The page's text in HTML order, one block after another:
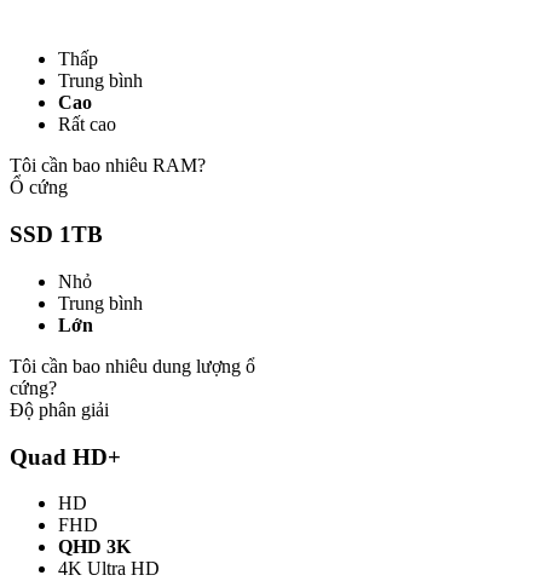
Thấp
Trung bình
Cao
Rất cao
Tôi cần bao nhiêu RAM?
Ổ cứng
SSD 1TB
Nhỏ
Trung bình
Lớn
Tôi cần bao nhiêu dung lượng ổ
cứng?
Độ phân giải
Quad HD+
HD
FHD
QHD 3K
4K Ultra HD